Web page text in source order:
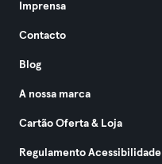
Imprensa
Contacto
Blog
A nossa marca
Cartão Oferta & Loja
Regulamento Acessibilidade